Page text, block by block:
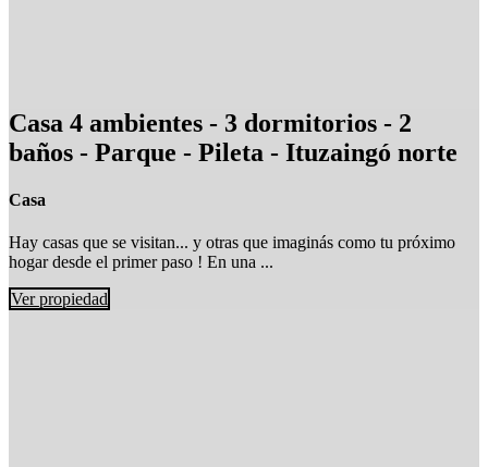
Casa 4 ambientes - 3 dormitorios - 2
baños - Parque - Pileta - Ituzaingó norte
Casa
Hay casas que se visitan... y otras que imaginás como tu próximo
hogar desde el primer paso ! En una ...
Ver propiedad